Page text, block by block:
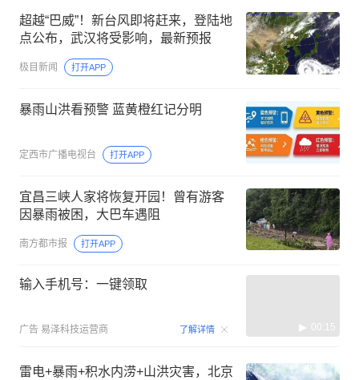
超越“巴威”！新台风即将赶来，登陆地
点公布，武汉将受影响，最新预报
极目新闻 打开APP
暴雨山洪看预警 蓝黄橙红记分明
定西市广播电视台 打开APP
宜昌三峡人家将恢复开园！曾有游客
因暴雨被困，大巴车遇阻
南方都市报 打开APP
输入手机号：一键领取
广告 易泽科技运营商 了解详情 00:15
雷电+暴雨+积水内涝+山洪灾害，北京